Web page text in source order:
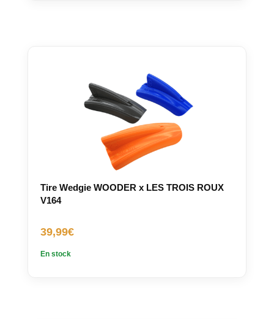
Tire Wedgie WOODER x LES TROIS ROUX
V164
39,99€
En stock